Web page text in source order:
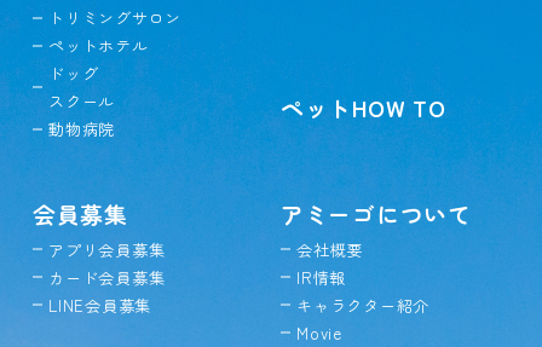
トリミングサロン
ペットホテル
ドッグ
スクール
動物病院
ペットHOW TO
会員募集
アプリ会員募集
カード会員募集
LINE会員募集
アミーゴについて
会社概要
IR情報
キャラクター紹介
Movie